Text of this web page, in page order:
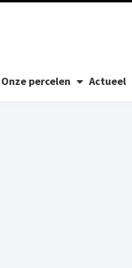
Onze percelen Actueel